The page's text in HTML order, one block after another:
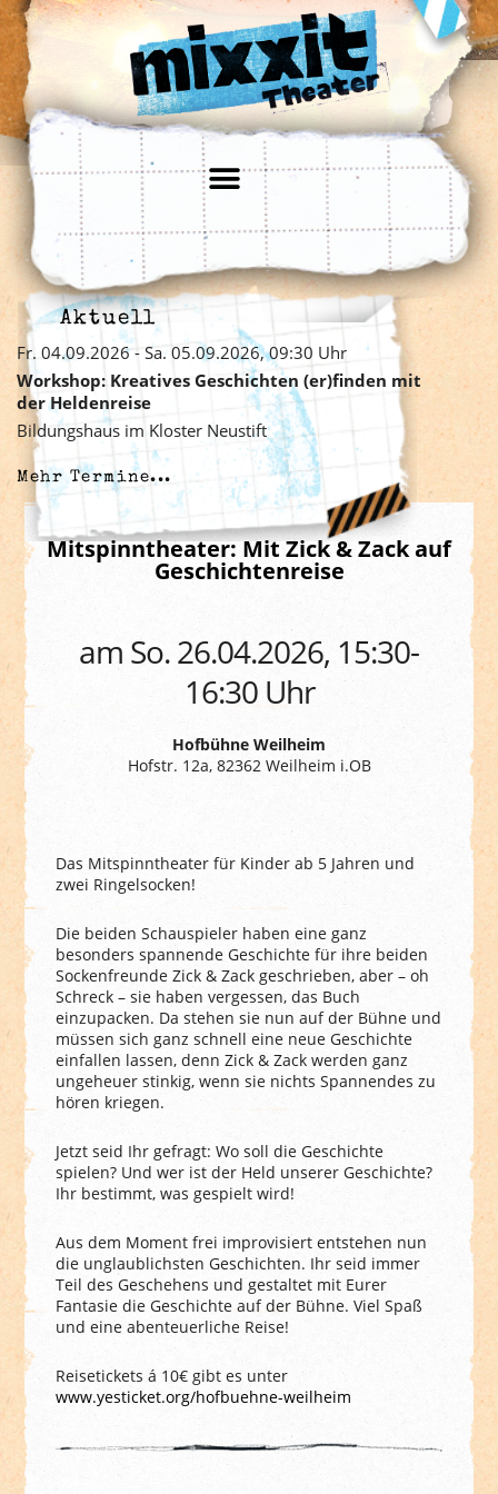
Aktuell
Fr. 04.09.2026 - Sa. 05.09.2026, 09:30 Uhr
Workshop: Kreatives Geschichten (er)finden mit
der Heldenreise
Bildungshaus im Kloster Neustift
Mehr Termine...
Mitspinntheater: Mit Zick & Zack auf
Geschichtenreise
am So. 26.04.2026, 15:30-
16:30 Uhr
Hofbühne Weilheim
Hofstr. 12a, 82362 Weilheim i.OB
Das Mitspinntheater für Kinder ab 5 Jahren und
zwei Ringelsocken!
Die beiden Schauspieler haben eine ganz
besonders spannende Geschichte für ihre beiden
Sockenfreunde Zick & Zack geschrieben, aber – oh
Schreck – sie haben vergessen, das Buch
einzupacken. Da stehen sie nun auf der Bühne und
müssen sich ganz schnell eine neue Geschichte
einfallen lassen, denn Zick & Zack werden ganz
ungeheuer stinkig, wenn sie nichts Spannendes zu
hören kriegen.
Jetzt seid Ihr gefragt: Wo soll die Geschichte
spielen? Und wer ist der Held unserer Geschichte?
Ihr bestimmt, was gespielt wird!
Aus dem Moment frei improvisiert entstehen nun
die unglaublichsten Geschichten. Ihr seid immer
Teil des Geschehens und gestaltet mit Eurer
Fantasie die Geschichte auf der Bühne. Viel Spaß
und eine abenteuerliche Reise!
Reisetickets á 10€ gibt es unter
www.yesticket.org/hofbuehne-weilheim